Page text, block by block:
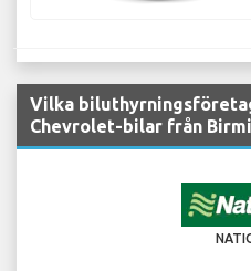
Vilka
Chevrolet-bilar från